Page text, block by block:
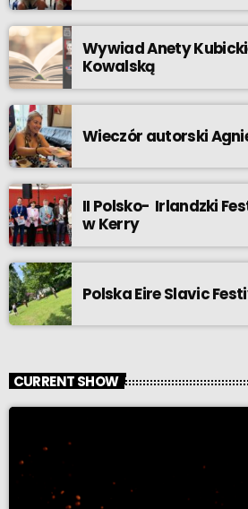
Wywiad Anety
Kowalską
Wieczór autorski
II Polsko- Irlandzki
w Kerry
Polska Eire Slavic
CURRENT SHOW